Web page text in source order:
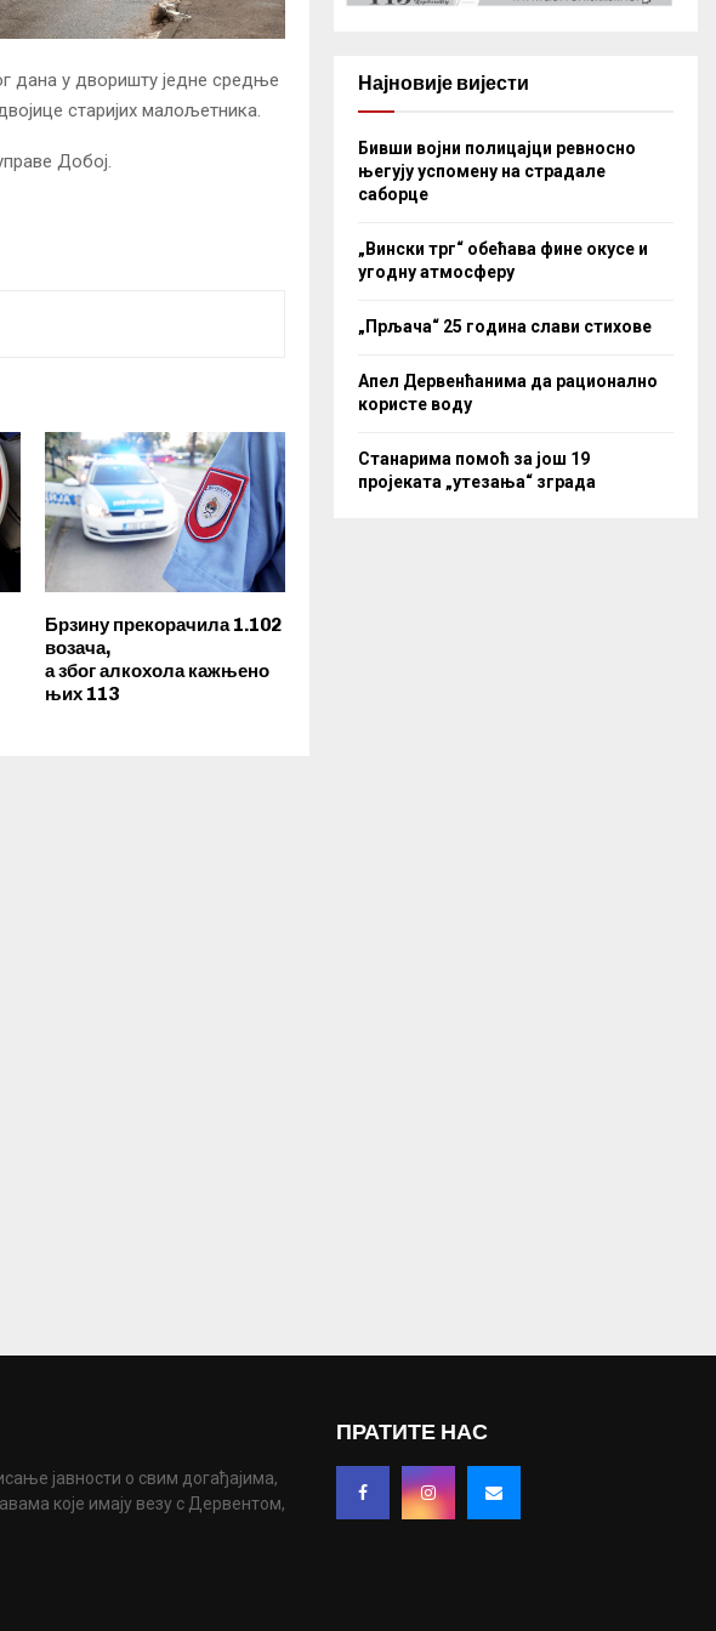
дана у дворишту једне средње
старијих малољетника.
Добој.
Брзину прекорачила 1.102
возача,
а због алкохола кажњено
њих 113
Најновије вијести
Бивши војни полицајци ревносно
његују успомену на страдале
саборце
„Вински трг“ обећава фине окусе и
угодну атмосферу
„Прљача“ 25 година слави стихове
Апел Дервенћанима да рационално
користе воду
Станарима помоћ за још 19
пројеката „утезања“ зграда
јавности о свим догађајима,
које имају везу с Дервентом,
ПРАТИТЕ НАС